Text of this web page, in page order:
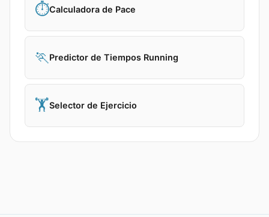
⏱️Calculadora de Pace
🏃 Predictor de Tiempos Running
🏋️Selector de Ejercicio